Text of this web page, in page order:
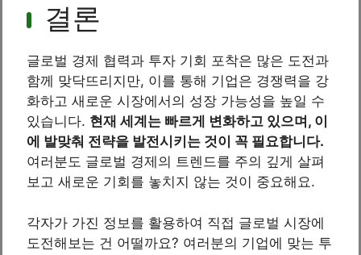
결론
글로벌 경제 협력과 투자 기회 포착은 많은 도전과
함께 맞닥뜨리지만, 이를 통해 기업은 경쟁력을 강
화하고 새로운 시장에서의 성장 가능성을 높일 수
있습니다. 현재 세계는 빠르게 변화하고 있으며, 이
에 발맞춰 전략을 발전시키는 것이 꼭 필요합니다.
여러분도 글로벌 경제의 트렌드를 주의 깊게 살펴
보고 새로운 기회를 놓치지 않는 것이 중요해요.
각자가 가진 정보를 활용하여 직접 글로벌 시장에
도전해보는 건 어떨까요? 여러분의 기업에 맞는 투